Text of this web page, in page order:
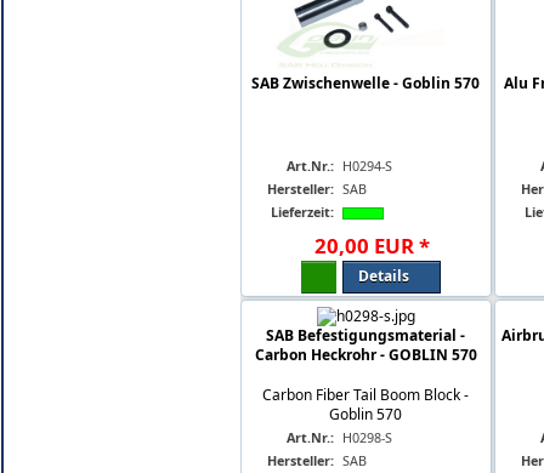
SAB Zwischenwelle - Goblin 570
Art.Nr.: H0294-S
Hersteller: SAB
Lieferzeit:
20,00 EUR *
Details
Alu
SAB Befestigungsmaterial -
Carbon Heckrohr - GOBLIN 570
Carbon Fiber Tail Boom Block -
Goblin 570
Art.Nr.: H0298-S
Hersteller: SAB